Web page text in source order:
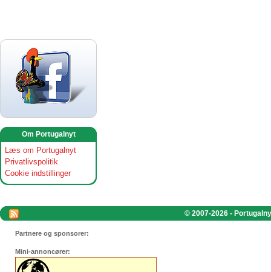
Om Portugalnyt
Læs om Portugalnyt
Privatlivspolitik
Cookie indstillinger
© 2007-2026 -
Partnere og sponsorer:
Mini-annoncører: